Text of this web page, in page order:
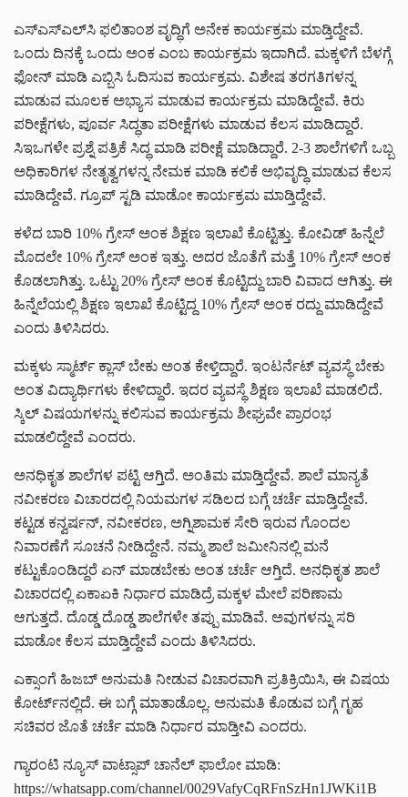
ಎಸ್‌ಎಸ್‌ಎಲ್‌ಸಿ ಫಲಿತಾಂಶ ವೃದ್ಧಿಗೆ ಅನೇಕ ಕಾರ್ಯಕ್ರಮ ಮಾಡ್ತಿದ್ದೇವೆ.
ಒಂದು ದಿನಕ್ಕೆ ಒಂದು ಅಂಕ ಎಂಬ ಕಾರ್ಯಕ್ರಮ ಇದಾಗಿದೆ. ಮಕ್ಕಳಿಗೆ ಬೆಳಗ್ಗೆ
ಫೋನ್ ಮಾಡಿ ಎಬ್ಬಿಸಿ ಓದಿಸುವ ಕಾರ್ಯಕ್ರಮ. ವಿಶೇಷ ತರಗತಿಗಳನ್ನ
ಮಾಡುವ ಮೂಲಕ ಅಭ್ಯಾಸ ಮಾಡುವ ಕಾರ್ಯಕ್ರಮ ಮಾಡಿದ್ದೇವೆ. ಕಿರು
ಪರೀಕ್ಷೆಗಳು, ಪೂರ್ವ ಸಿದ್ಧತಾ ಪರೀಕ್ಷೆಗಳು ಮಾಡುವ ಕೆಲಸ ಮಾಡಿದ್ದಾರೆ.
ಸಿಇಒಗಳೇ ಪ್ರಶ್ನೆ ಪತ್ರಿಕೆ ಸಿದ್ಧ ಮಾಡಿ ಪರೀಕ್ಷೆ ಮಾಡಿದ್ದಾರೆ. 2-3 ಶಾಲೆಗಳಿಗೆ ಒಬ್ಬ
ಅಧಿಕಾರಿಗಳ ನೇತೃತ್ವಗಳನ್ನ ನೇಮಕ ಮಾಡಿ ಕಲಿಕೆ ಅಭಿವೃದ್ಧಿ ಮಾಡುವ ಕೆಲಸ
ಮಾಡಿದ್ದೇವೆ. ಗ್ರೂಪ್ ಸ್ಟಡಿ ಮಾಡೋ ಕಾರ್ಯಕ್ರಮ ಮಾಡ್ತಿದ್ದೇವೆ.
ಕಳೆದ ಬಾರಿ 10% ಗ್ರೇಸ್ ಅಂಕ ಶಿಕ್ಷಣ ಇಲಾಖೆ ಕೊಟ್ಟಿತ್ತು. ಕೋವಿಡ್ ಹಿನ್ನೆಲೆ
ಮೊದಲೇ 10% ಗ್ರೇಸ್ ಅಂಕ ಇತ್ತು. ಅದರ ಜೊತೆಗೆ ಮತ್ತೆ 10% ಗ್ರೇಸ್ ಅಂಕ
ಕೊಡಲಾಗಿತ್ತು. ಒಟ್ಟು 20% ಗ್ರೇಸ್ ಅಂಕ ಕೊಟ್ಟಿದ್ದು ಬಾರಿ ವಿವಾದ ಆಗಿತ್ತು. ಈ
ಹಿನ್ನೆಲೆಯಲ್ಲಿ ಶಿಕ್ಷಣ ಇಲಾಖೆ ಕೊಟ್ಟಿದ್ದ 10% ಗ್ರೇಸ್ ಅಂಕ ರದ್ದು ಮಾಡಿದ್ದೇವೆ
ಎಂದು ತಿಳಿಸಿದರು.
ಮಕ್ಕಳು ಸ್ಮಾರ್ಟ್ ಕ್ಲಾಸ್ ಬೇಕು ಅಂತ ಕೇಳ್ತಿದ್ದಾರೆ. ಇಂಟರ್ನೆಟ್ ವ್ಯವಸ್ಥೆ ಬೇಕು
ಅಂತ ವಿದ್ಯಾರ್ಥಿಗಳು ಕೇಳಿದ್ದಾರೆ. ಇದರ ವ್ಯವಸ್ಥೆ ಶಿಕ್ಷಣ ಇಲಾಖೆ ಮಾಡಲಿದೆ.
ಸ್ಕಿಲ್ ವಿಷಯಗಳನ್ನು ಕಲಿಸುವ ಕಾರ್ಯಕ್ರಮ ಶೀಘ್ರವೇ ಪ್ರಾರಂಭ
ಮಾಡಲಿದ್ದೇವೆ ಎಂದರು.
ಅನಧಿಕೃತ ಶಾಲೆಗಳ ಪಟ್ಟಿ ಆಗ್ತಿದೆ. ಅಂತಿಮ ಮಾಡ್ತಿದ್ದೇವೆ. ಶಾಲೆ ಮಾನ್ಯತೆ
ನವೀಕರಣ ವಿಚಾರದಲ್ಲಿ ನಿಯಮಗಳ ಸಡಿಲದ ಬಗ್ಗೆ ಚರ್ಚೆ ಮಾಡ್ತಿದ್ದೇವೆ.
ಕಟ್ಟಡ ಕನ್ವರ್ಷನ್, ನವೀಕರಣ, ಅಗ್ನಿಶಾಮಕ ಸೇರಿ ಇರುವ ಗೊಂದಲ
ನಿವಾರಣೆಗೆ ಸೂಚನೆ ನೀಡಿದ್ದೇನೆ. ನಮ್ಮ ಶಾಲೆ ಜಮೀನಿನಲ್ಲಿ ಮನೆ
ಕಟ್ಟುಕೊಂಡಿದ್ದರೆ ಏನ್ ಮಾಡಬೇಕು ಅಂತ ಚರ್ಚೆ ಆಗ್ತಿದೆ. ಅನಧಿಕೃತ ಶಾಲೆ
ವಿಚಾರದಲ್ಲಿ ಏಕಾಏಕಿ ನಿರ್ಧಾರ ಮಾಡಿದ್ರೆ ಮಕ್ಕಳ ಮೇಲೆ ಪರಿಣಾಮ
ಆಗುತ್ತದೆ. ದೊಡ್ಡ ದೊಡ್ಡ ಶಾಲೆಗಳೇ ತಪ್ಪು ಮಾಡಿವೆ. ಅವುಗಳನ್ನು ಸರಿ
ಮಾಡೋ ಕೆಲಸ ಮಾಡ್ತಿದ್ದೇವೆ ಎಂದು ತಿಳಿಸಿದರು.
ಎಕ್ಸಾಂಗೆ ಹಿಜಬ್ ಅನುಮತಿ ನೀಡುವ ವಿಚಾರವಾಗಿ ಪ್ರತಿಕ್ರಿಯಿಸಿ, ಈ ವಿಷಯ
ಕೋರ್ಟ್‌ನಲ್ಲಿದೆ. ಈ ಬಗ್ಗೆ ಮಾತಾಡೊಲ್ಲ. ಅನುಮತಿ ಕೊಡುವ ಬಗ್ಗೆ ಗೃಹ
ಸಚಿವರ ಜೊತೆ ಚರ್ಚೆ ಮಾಡಿ ನಿರ್ಧಾರ ಮಾಡ್ತೀವಿ ಎಂದರು.
ಗ್ಯಾರಂಟಿ ನ್ಯೂಸ್ ವಾಟ್ಸಾಪ್ ಚಾನೆಲ್ ಫಾಲೋ ಮಾಡಿ:
https://whatsapp.com/channel/0029VafyCqRFnSzHn1JWKi1B